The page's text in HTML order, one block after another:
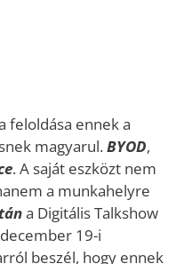
feloldása ennek a
magyarul.BYOD,
. A saját eszközt nem
a munkahelyre
a Digitális Talkshow
19-i
beszél, hogy ennek